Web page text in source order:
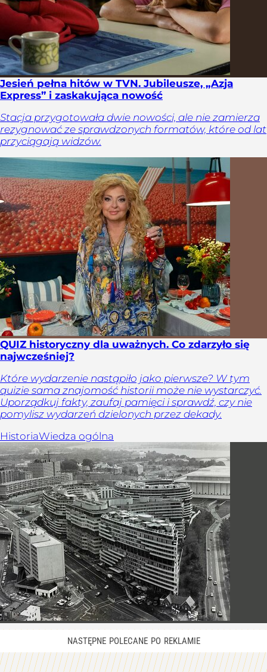
Jesień pełna hitów w TVN. Jubileusze, „Azja
Express” i zaskakująca nowość
Stacja przygotowała dwie nowości, ale nie zamierza
rezygnować ze sprawdzonych formatów, które od lat
przyciągają widzów.
QUIZ historyczny dla uważnych. Co zdarzyło się
najwcześniej?
Które wydarzenie nastąpiło jako pierwsze? W tym
quizie sama znajomość historii może nie wystarczyć.
Uporządkuj fakty, zaufaj pamięci i sprawdź, czy nie
pomylisz wydarzeń dzielonych przez dekady.
HistoriaWiedza ogólna